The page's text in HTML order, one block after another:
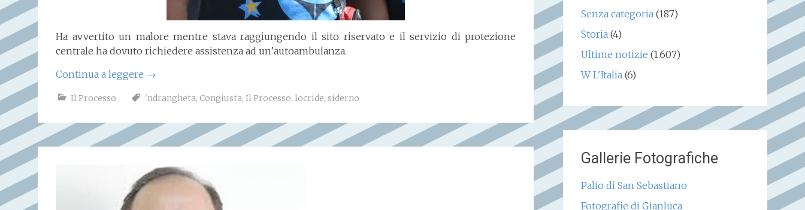
Ha avvertito un malore mentre stava raggiungendo il sito riservato e il servizio di protezione
centrale ha dovuto richiedere assistenza ad un’autoambulanza.
Continua a leggere →
Il Processo 'ndrangheta, Congiusta, Il Processo, locride, siderno
Senza categoria(187)
Storia(4)
Ultime notizie (1.607)
W L'Italia(6)
Gallerie Fotografiche
Palio di San Sebastiano
Fotografie di Gianluca